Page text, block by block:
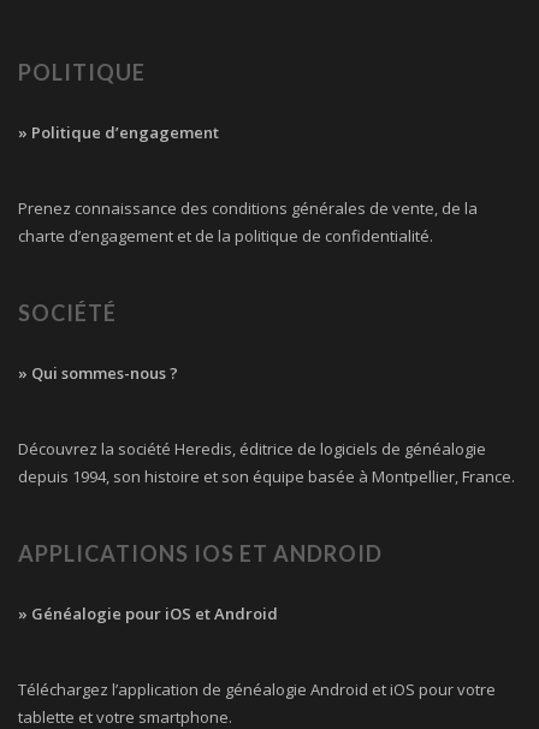
POLITIQUE
» Politique d’engagement
Prenez connaissance des conditions générales de vente, de la
charte d’engagement et de la politique de confidentialité.
SOCIÉTÉ
» Qui sommes-nous ?
Découvrez la société Heredis, éditrice de logiciels de généalogie
depuis 1994, son histoire et son équipe basée à Montpellier, France.
APPLICATIONS IOS ET ANDROID
» Généalogie pour iOS et Android
Téléchargez l’application de généalogie Android et iOS pour votre
tablette et votre smartphone.